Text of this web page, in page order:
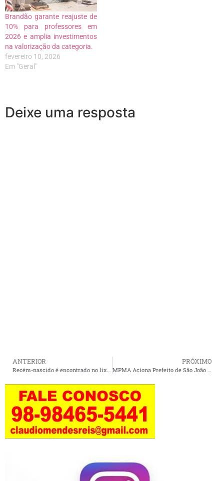
Brandão garante reajuste de
10% para professores em
2026 e amplia investimentos
na valorização da categoria.
fevereiro 10, 2026
Em "Geral"
Deixe uma resposta
ANTERIOR
Recém-nascido é encontrado no lixo por cabeleireira e caso comove cidade no interior do Maranhão.
PRÓXIMO
MPMA Aciona Prefeito de São João Batista por Improbidade Administrativa.